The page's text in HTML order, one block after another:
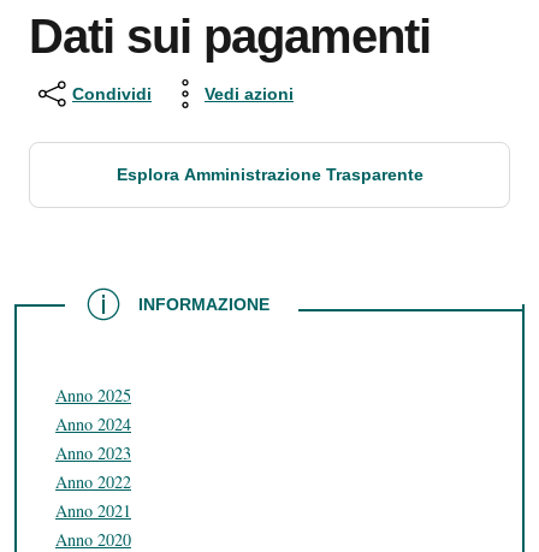
Dati sui pagamenti
Condividi Vedi azioni
Esplora Amministrazione Trasparente
INFORMAZIONE
INFORMAZIONE
Anno 2025
Anno 2024
Anno 2023
Anno 2022
Anno 2021
Anno 2020